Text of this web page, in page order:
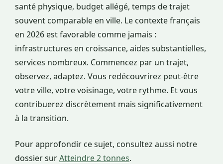
santé physique, budget allégé, temps de trajet
souvent comparable en ville. Le contexte français
en 2026 est favorable comme jamais :
infrastructures en croissance, aides substantielles,
services nombreux. Commencez par un trajet,
observez, adaptez. Vous redécouvrirez peut-être
votre ville, votre voisinage, votre rythme. Et vous
contribuerez discrètement mais significativement
à la transition.
Pour approfondir ce sujet, consultez aussi notre
dossier surAtteindre 2 tonnes.